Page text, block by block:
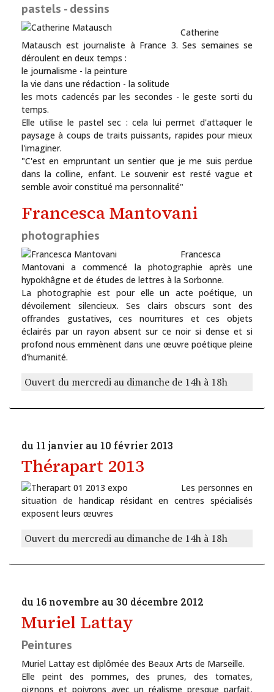
La Maison de la Tour présente des artistes reconnus ou en
pastels - dessins
Catherine
Matausch est journaliste à France 3. Ses semaines se
déroulent en deux temps :
le journalisme - la peinture
la vie dans une rédaction - la solitude
les mots cadencés par les secondes - le geste sorti du
temps.
Elle utilise le pastel sec : cela lui permet d'attaquer le
paysage à coups de traits puissants, rapides pour mieux
l'imaginer.
"C'est en empruntant un sentier que je me suis perdue
dans la colline, enfant. Le souvenir est resté vague et
semble avoir constitué ma personnalité"
Francesca Mantovani
photographies
Francesca
Mantovani a commencé la photographie après une
hypokhâgne et de études de lettres à la Sorbonne.
La photographie est pour elle un acte poétique, un
dévoilement silencieux. Ses clairs obscurs sont des
offrandes gustatives, ces nourritures et ces objets
éclairés par un rayon absent sur ce noir si dense et si
profond nous emmènent dans une œuvre poétique pleine
d'humanité.
Ouvert du mercredi au dimanche de 14h à 18h
du 11 janvier au 10 février 2013
Thérapart 2013
Les personnes en
situation de handicap résidant en centres spécialisés
exposent leurs œuvres
Ouvert du mercredi au dimanche de 14h à 18h
du 16 novembre au 30 décembre 2012
Muriel Lattay
Peintures
Muriel Lattay est diplômée des Beaux Arts de Marseille.
Elle peint des pommes, des prunes, des tomates,
oignons et poivrons avec un réalisme presque parfait,